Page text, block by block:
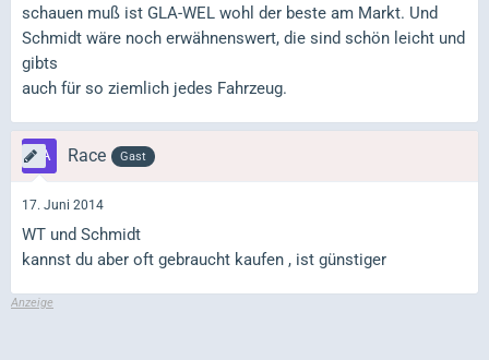
schauen muß ist GLA-WEL wohl der beste am Markt. Und
Schmidt wäre noch erwähnenswert, die sind schön leicht und
gibts
auch für so ziemlich jedes Fahrzeug.
Race Gast
17. Juni 2014
WT und Schmidt
kannst du aber oft gebraucht kaufen , ist günstiger